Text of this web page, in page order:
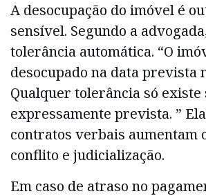
A desocupação do imóvel é
sensível. Segundo a
tolerância automática. “O
desocupado na data prevista
Qualquer tolerância só existe
expressamente prevista. ”
contratos verbais aumentam
conflito e judicialização.
Em caso de atraso no